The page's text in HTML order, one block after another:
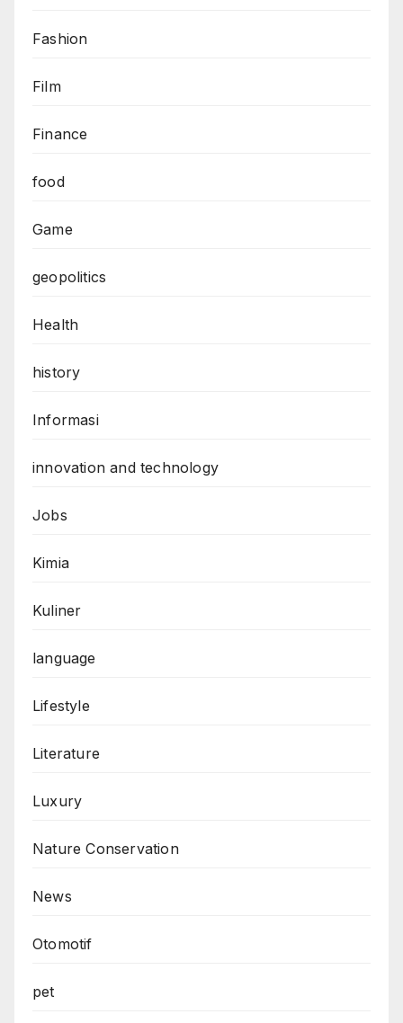
Fashion
Film
Finance
food
Game
geopolitics
Health
history
Informasi
innovation and technology
Jobs
Kimia
Kuliner
language
Lifestyle
Literature
Luxury
Nature Conservation
News
Otomotif
pet